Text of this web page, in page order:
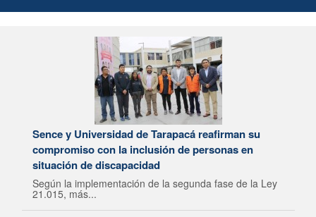
Sence y Universidad de Tarapacá reafirman su
compromiso con la inclusión de personas en
situación de discapacidad
Según la implementación de la segunda fase de la Ley
21.015, más...